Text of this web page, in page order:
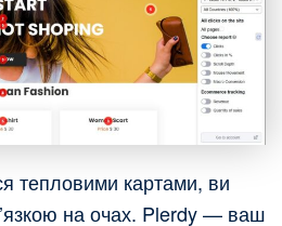
тепловими картами, ви
на очах. Plerdy — ваш